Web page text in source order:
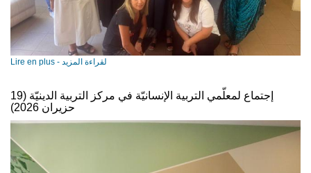
Lire en plus - لقراءة المزيد
إجتماع لمعلّمي التربية الإنسانيّة في مركز التربية الدينيّة (19
حزيران 2026)